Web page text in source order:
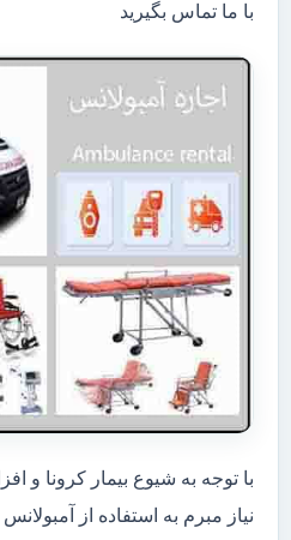
با ما تماس بگیرید
با توجه به شیوع بیمار کرونا و
نیاز مبرم به استفاده از